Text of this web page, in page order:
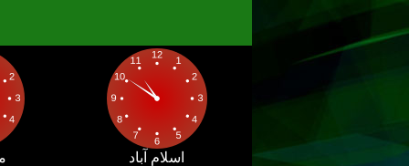
اسلام آباد